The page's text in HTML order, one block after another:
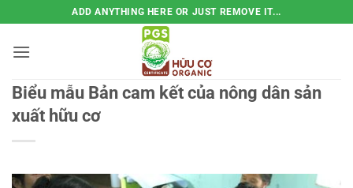
qua
nội
ADD ANYTHING HERE OR JUST REMOVE IT...
Biểu mẫu Bản cam kết của nông dân sản
xuất hữu cơ